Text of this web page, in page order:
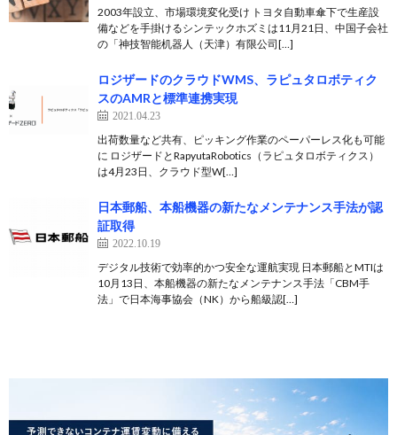
2003年設立、市場環境変化受け トヨタ自動車傘下で生産設
備などを手掛けるシンテックホズミは11月21日、中国⼦会社
の「神技智能机器⼈（天津）有限公司[…]
ロジザードのクラウドWMS、ラピュタロボティク
スのAMRと標準連携実現
2021.04.23
出荷数量など共有、ピッキング作業のペーパーレス化も可能
に ロジザードとRapyutaRobotics（ラピュタロボティクス）
は4月23日、クラウド型W[…]
日本郵船、本船機器の新たなメンテナンス手法が認
証取得
2022.10.19
デジタル技術で効率的かつ安全な運航実現 日本郵船とMTIは
10月13日、本船機器の新たなメンテナンス手法「CBM手
法」で日本海事協会（NK）から船級認[…]